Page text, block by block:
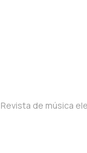
de música